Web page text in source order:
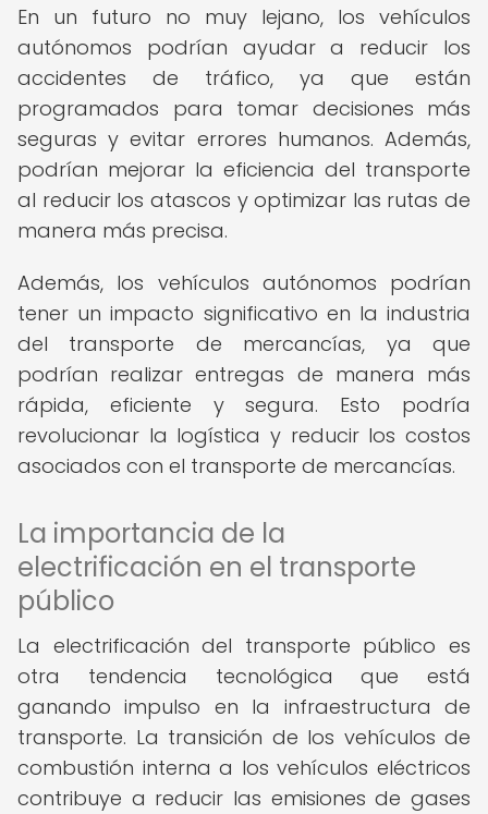
En un futuro no muy lejano, los vehículos
autónomos podrían ayudar a reducir los
accidentes de tráfico, ya que están
programados para tomar decisiones más
seguras y evitar errores humanos. Además,
podrían mejorar la eficiencia del transporte
al reducir los atascos y optimizar las rutas de
manera más precisa.
Además, los vehículos autónomos podrían
tener un impacto significativo en la industria
del transporte de mercancías, ya que
podrían realizar entregas de manera más
rápida, eficiente y segura. Esto podría
revolucionar la logística y reducir los costos
asociados con el transporte de mercancías.
La importancia de la
electrificación en el transporte
público
La electrificación del transporte público es
otra tendencia tecnológica que está
ganando impulso en la infraestructura de
transporte. La transición de los vehículos de
combustión interna a los vehículos eléctricos
contribuye a reducir las emisiones de gases